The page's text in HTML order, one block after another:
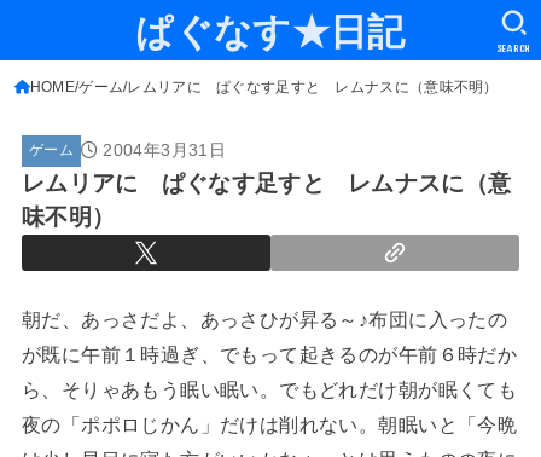
ぱぐなす★日記 SEARCH
HOME ゲーム レムリアに ぱぐなす足すと レムナスに（意味不明）
ゲーム 2004年3月31日
レムリアに ぱぐなす足すと レムナスに（意
味不明）
朝だ、あっさだよ、あっさひが昇る～♪布団に入ったの
が既に午前１時過ぎ、でもって起きるのが午前６時だか
ら、そりゃあもう眠い眠い。でもどれだけ朝が眠くても
夜の「ポポロじかん」だけは削れない。朝眠いと「今晩